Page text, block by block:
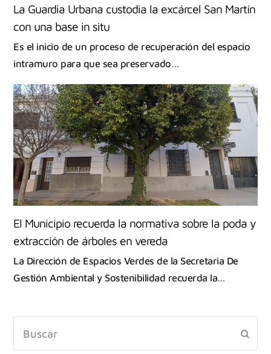
La Guardia Urbana custodia la excárcel San Martín
con una base in situ
Es el inicio de un proceso de recuperación del espacio
intramuro para que sea preservado…
El Municipio recuerda la normativa sobre la poda y
extracción de árboles en vereda
La Dirección de Espacios Verdes de la Secretaria De
Gestión Ambiental y Sostenibilidad recuerda la…